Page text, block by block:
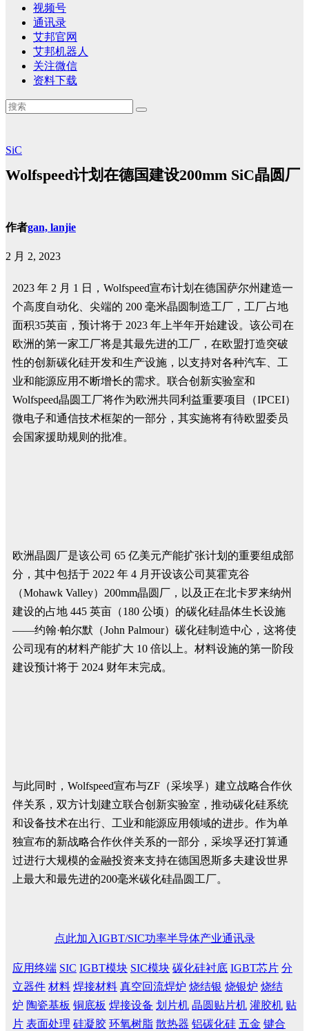
视频号
通讯录
艾邦官网
艾邦机器人
关注微信
资料下载
SiC
Wolfspeed计划在德国建设200mm SiC晶圆厂
作者gan, lanjie
2 月 2, 2023
2023 年 2 月 1 日，Wolfspeed宣布计划在德国萨尔州建造一
个高度自动化、尖端的 200 毫米晶圆制造工厂，工厂占地
面积35英亩，预计将于 2023 年上半年开始建设。该公司在
欧洲的第一家工厂将是其最先进的工厂，在欧盟打造突破
性的创新碳化硅开发和生产设施，以支持对各种汽车、工
业和能源应用不断增长的需求。联合创新实验室和
Wolfspeed晶圆工厂将作为欧洲共同利益重要项目（IPCEI）
微电子和通信技术框架的一部分，其实施将有待欧盟委员
会国家援助规则的批准。
欧洲晶圆厂是该公司 65 亿美元产能扩张计划的重要组成部
分，其中包括于 2022 年 4 月开设该公司莫霍克谷
（Mohawk Valley）200mm晶圆厂，以及正在北卡罗来纳州
建设的占地 445 英亩（180 公顷）的碳化硅晶体生长设施
——约翰·帕尔默（John Palmour）碳化硅制造中心，这将使
公司现有的材料产能扩大 10 倍以上。材料设施的第一阶段
建设预计将于 2024 财年末完成。
与此同时，Wolfspeed宣布与ZF（采埃孚）建立战略合作伙
伴关系，双方计划建立联合创新实验室，推动碳化硅系统
和设备技术在出行、工业和能源应用领域的进步。作为单
独宣布的新战略合作伙伴关系的一部分，采埃孚还打算通
过进行大规模的金融投资来支持在德国恩斯多夫建设世界
上最大和最先进的200毫米碳化硅晶圆工厂。
点此加入IGBT/SIC功率半导体产业通讯录
应用终端 SIC IGBT模块 SIC模块 碳化硅衬底 IGBT芯片 分
立器件 材料 焊接材料 真空回流焊炉 烧结银 烧银炉 烧结
炉 陶瓷基板 铜底板 焊接设备 划片机 晶圆贴片机 灌胶机 贴
片 表面处理 硅凝胶 环氧树脂 散热器 铝碳化硅 五金 键合